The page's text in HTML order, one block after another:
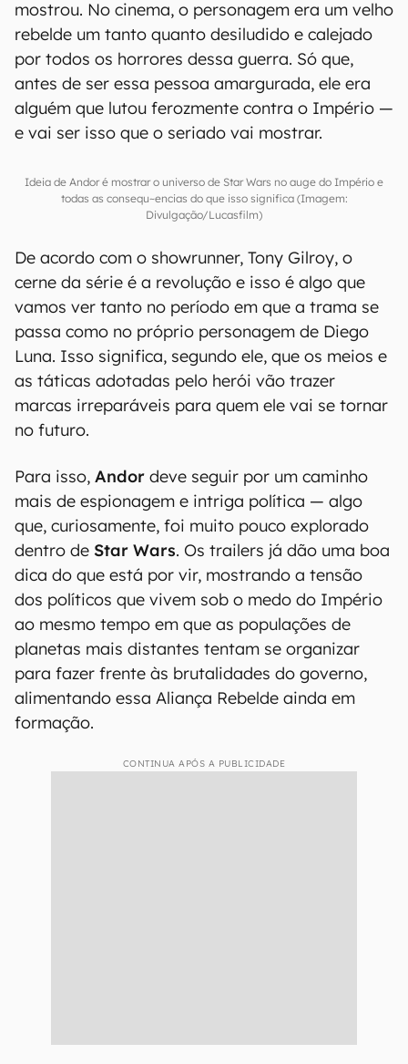
mostrou. No cinema, o personagem era um velho
rebelde um tanto quanto desiludido e calejado
por todos os horrores dessa guerra. Só que,
antes de ser essa pessoa amargurada, ele era
alguém que lutou ferozmente contra o Império —
e vai ser isso que o seriado vai mostrar.
Ideia de Andor é mostrar o universo de Star Wars no auge do Império e
todas as consequ~encias do que isso significa (Imagem:
Divulgação/Lucasfilm)
De acordo com o showrunner, Tony Gilroy, o
cerne da série é a revolução e isso é algo que
vamos ver tanto no período em que a trama se
passa como no próprio personagem de Diego
Luna. Isso significa, segundo ele, que os meios e
as táticas adotadas pelo herói vão trazer
marcas irreparáveis para quem ele vai se tornar
no futuro.
Para isso, Andor deve seguir por um caminho
mais de espionagem e intriga política — algo
que, curiosamente, foi muito pouco explorado
dentro de Star Wars. Os trailers já dão uma boa
dica do que está por vir, mostrando a tensão
dos políticos que vivem sob o medo do Império
ao mesmo tempo em que as populações de
planetas mais distantes tentam se organizar
para fazer frente às brutalidades do governo,
alimentando essa Aliança Rebelde ainda em
formação.
CONTINUA APÓS A PUBLICIDADE